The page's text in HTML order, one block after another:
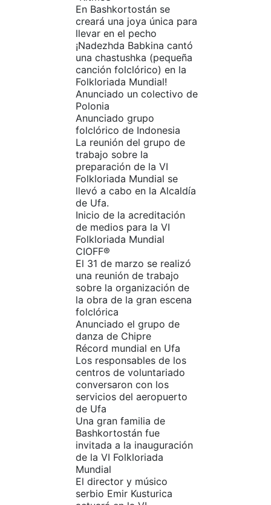
En Bashkortostán se
creará una joya única para
llevar en el pecho
¡Nadezhda Babkina cantó
una chastushka (pequeña
canción folclórico) en la
Folkloriada Mundial!
Anunciado un colectivo de
Polonia
Anunciado grupo
folclórico de Indonesia
La reunión del grupo de
trabajo sobre la
preparación de la VI
Folkloriada Mundial se
llevó a cabo en la Alcaldía
de Ufa.
Inicio de la acreditación
de medios para la VI
Folkloriada Mundial
CIOFF®
El 31 de marzo se realizó
una reunión de trabajo
sobre la organización de
la obra de la gran escena
folclórica
Anunciado el grupo de
danza de Chipre
Récord mundial en Ufa
Los responsables de los
centros de voluntariado
conversaron con los
servicios del aeropuerto
de Ufa
Una gran familia de
Bashkortostán fue
invitada a la inauguración
de la VI Folkloriada
Mundial
El director y músico
serbio Emir Kusturica